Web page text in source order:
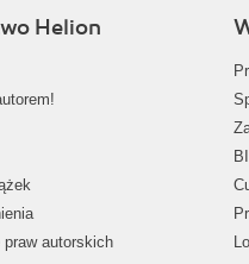
Helion
praw autorskich